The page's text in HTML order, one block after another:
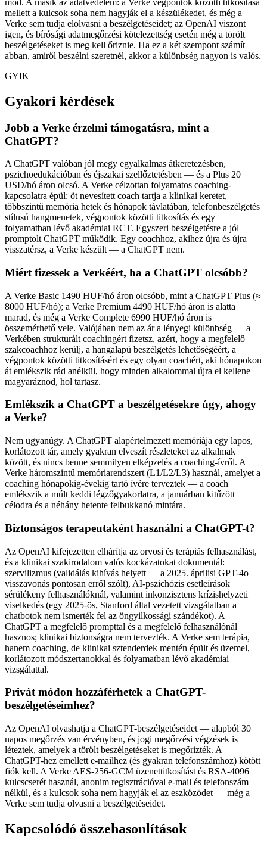
mellett a kulcsok soha nem hagyják el a készülékedet, és még a
Verke sem tudja elolvasni a beszélgetéseidet; az OpenAI viszont
igen, és bírósági adatmegőrzési kötelezettség esetén még a törölt
beszélgetéseket is meg kell őriznie. Ha ez a két szempont számít
abban, amiről beszélni szeretnél, akkor a különbség nagyon is valós.
GYIK
Gyakori kérdések
Jobb a Verke érzelmi támogatásra, mint a
ChatGPT?
A ChatGPT valóban jól megy egyalkalmas átkeretezésben,
pszichoedukációban és éjszakai szellőztetésben — és a Plus 20
USD/hó áron olcsó. A Verke célzottan folyamatos coaching-
kapcsolatra épül: öt nevesített coach tartja a klinikai keretet,
többszintű memória hetek és hónapok távlatában, telefonbeszélgetés
stílusú hangmenetek, végpontok közötti titkosítás és egy
folyamatban lévő akadémiai RCT. Egyszeri beszélgetésre a jól
promptolt ChatGPT működik. Egy coachhoz, akihez újra és újra
visszatérsz, a Verke készült — a ChatGPT nem.
Miért fizessek a Verkéért, ha a ChatGPT olcsóbb?
A Verke Basic 1490 HUF/hó áron olcsóbb, mint a ChatGPT Plus (≈
8000 HUF/hó); a Verke Premium 4490 HUF/hó áron is alatta
marad, és még a Verke Complete 6990 HUF/hó áron is
összemérhető vele. Valójában nem az ár a lényegi különbség — a
Verkében strukturált coachingért fizetsz, azért, hogy a megfelelő
szakcoachhoz kerülj, a hangalapú beszélgetés lehetőségéért, a
végpontok közötti titkosításért és egy olyan coachért, aki hónapokon
át emlékszik rád anélkül, hogy minden alkalommal újra el kellene
magyaráznod, hol tartasz.
Emlékszik a ChatGPT a beszélgetésekre úgy, ahogy
a Verke?
Nem ugyanúgy. A ChatGPT alapértelmezett memóriája egy lapos,
korlátozott tár, amely gyakran elveszít részleteket az alkalmak
között, és nincs benne semmilyen elképzelés a coaching-ívről. A
Verke háromszintű memóriarendszert (L1/L2/L3) használ, amelyet a
coaching hónapokig-évekig tartó ívére terveztek — a coach
emlékszik a múlt keddi légzőgyakorlatra, a januárban kitűzött
célodra és a néhány hetente felbukkanó mintára.
Biztonságos terapeutaként használni a ChatGPT-t?
Az OpenAI kifejezetten elhárítja az orvosi és terápiás felhasználást,
és a klinikai szakirodalom valós kockázatokat dokumentál:
szervilizmus (validálás kihívás helyett — a 2025. áprilisi GPT-4o
visszavonás pontosan erről szólt), AI-pszichózis esetleírások
sérülékeny felhasználóknál, valamint inkonzisztens krízishelyzeti
viselkedés (egy 2025-ös, Stanford által vezetett vizsgálatban a
chatbotok nem ismerték fel az öngyilkossági szándékot). A
ChatGPT a megfelelő prompttal és a megfelelő felhasználónál
hasznos; klinikai biztonságra nem tervezték. A Verke sem terápia,
hanem coaching, de klinikai sztenderdek mentén épült és üzemel,
korlátozott módszertanokkal és folyamatban lévő akadémiai
vizsgálattal.
Privát módon hozzáférhetek a ChatGPT-
beszélgetéseimhez?
Az OpenAI olvashatja a ChatGPT-beszélgetéseidet — alapból 30
napos megőrzés van érvényben, és jogi megőrzési végzések is
léteztek, amelyek a törölt beszélgetéseket is megőrizték. A
ChatGPT-hez emellett e-mailhez (és gyakran telefonszámhoz) kötött
fiók kell. A Verke AES-256-GCM üzenettitkosítást és RSA-4096
kulcscserét használ, anonim regisztrációval e-mail és telefonszám
nélkül, és a kulcsok soha nem hagyják el az eszközödet — még a
Verke sem tudja olvasni a beszélgetéseidet.
Kapcsolódó összehasonlítások